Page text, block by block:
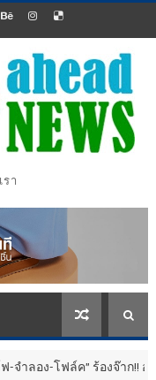
า
ฟล์ค” ร้องจ๊าก!! อุปกรณ์ม่ว